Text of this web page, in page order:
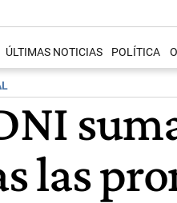
ÚLTIMAS NOTICIAS POLÍTICA
las